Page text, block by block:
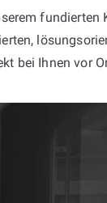
fundierten
bei Ihnen vor